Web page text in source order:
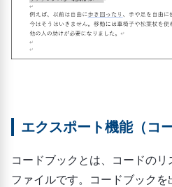
エクスポート機能（コ
コードブックとは、コードの
ファイルです。コードブック